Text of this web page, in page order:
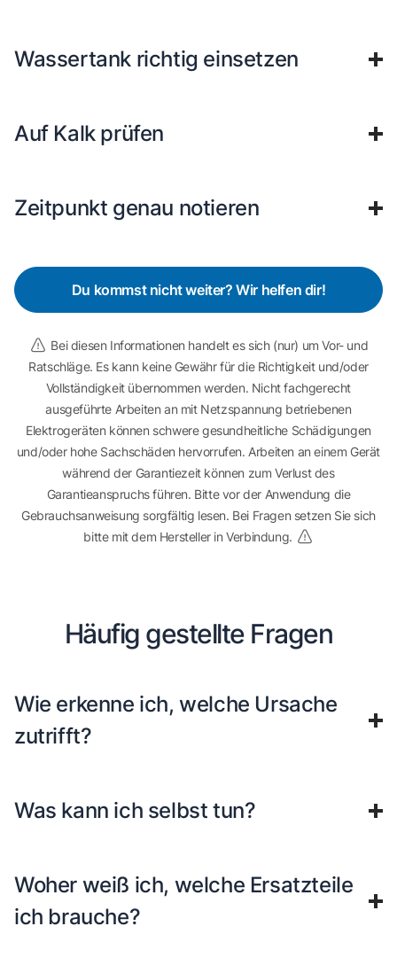
Wassertank richtig einsetzen
Auf Kalk prüfen
Zeitpunkt genau notieren
Du kommst nicht weiter? Wir helfen dir!
Bei diesen Informationen handelt es sich (nur) um Vor- und
Ratschläge. Es kann keine Gewähr für die Richtigkeit und/oder
Vollständigkeit übernommen werden. Nicht fachgerecht
ausgeführte Arbeiten an mit Netzspannung betriebenen
Elektrogeräten können schwere gesundheitliche Schädigungen
und/oder hohe Sachschäden hervorrufen. Arbeiten an einem Gerät
während der Garantiezeit können zum Verlust des
Garantieanspruchs führen. Bitte vor der Anwendung die
Gebrauchsanweisung sorgfältig lesen. Bei Fragen setzen Sie sich
bitte mit dem Hersteller in Verbindung.
Häufig gestellte Fragen
Wie erkenne ich, welche Ursache
zutrifft?
Was kann ich selbst tun?
Woher weiß ich, welche Ersatzteile
ich brauche?